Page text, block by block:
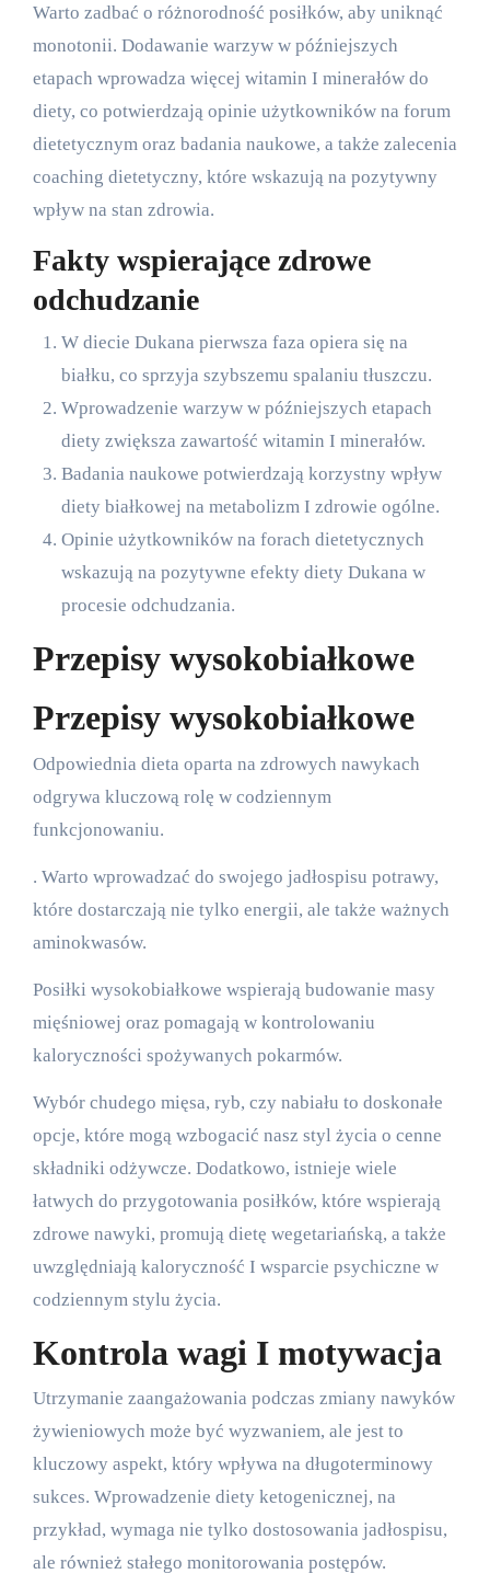
Warto zadbać o różnorodność posiłków, aby uniknąć
monotonii. Dodawanie warzyw w późniejszych
etapach wprowadza więcej witamin I minerałów do
diety, co potwierdzają opinie użytkowników na forum
dietetycznym oraz badania naukowe, a także zalecenia
coaching dietetyczny, które wskazują na pozytywny
wpływ na stan zdrowia.
Fakty wspierające zdrowe
odchudzanie
W diecie Dukana pierwsza faza opiera się na
białku, co sprzyja szybszemu spalaniu tłuszczu.
Wprowadzenie warzyw w późniejszych etapach
diety zwiększa zawartość witamin I minerałów.
Badania naukowe potwierdzają korzystny wpływ
diety białkowej na metabolizm I zdrowie ogólne.
Opinie użytkowników na forach dietetycznych
wskazują na pozytywne efekty diety Dukana w
procesie odchudzania.
Przepisy wysokobiałkowe
Przepisy wysokobiałkowe
Odpowiednia dieta oparta na zdrowych nawykach
odgrywa kluczową rolę w codziennym
funkcjonowaniu.
. Warto wprowadzać do swojego jadłospisu potrawy,
które dostarczają nie tylko energii, ale także ważnych
aminokwasów.
Posiłki wysokobiałkowe wspierają budowanie masy
mięśniowej oraz pomagają w kontrolowaniu
kaloryczności spożywanych pokarmów.
Wybór chudego mięsa, ryb, czy nabiału to doskonałe
opcje, które mogą wzbogacić nasz styl życia o cenne
składniki odżywcze. Dodatkowo, istnieje wiele
łatwych do przygotowania posiłków, które wspierają
zdrowe nawyki, promują dietę wegetariańską, a także
uwzględniają kaloryczność I wsparcie psychiczne w
codziennym stylu życia.
Kontrola wagi I motywacja
Utrzymanie zaangażowania podczas zmiany nawyków
żywieniowych może być wyzwaniem, ale jest to
kluczowy aspekt, który wpływa na długoterminowy
sukces. Wprowadzenie diety ketogenicznej, na
przykład, wymaga nie tylko dostosowania jadłospisu,
ale również stałego monitorowania postępów.